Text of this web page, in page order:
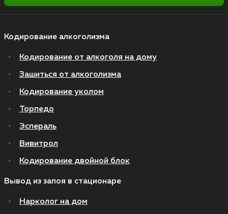
Кодирование алкоголизма
Кодирование от алкоголя на дому
Зашиться от алкоголизма
Кодирование уколом
Торпедо
Эспераль
Вивитрол
Кодирование двойной блок
Вывод из запоя в стационаре
Нарколог на дом